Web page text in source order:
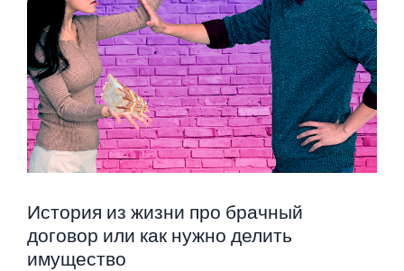
История из жизни про брачный
договор или как нужно делить
имущество